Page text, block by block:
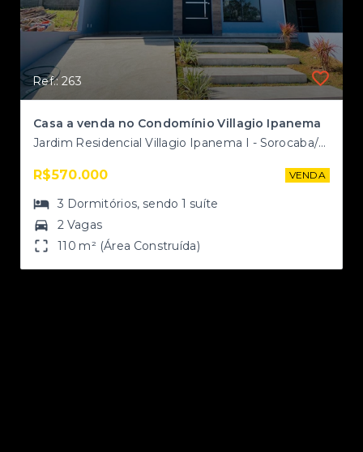
Ref.: 263
Casa a venda no Condomínio Villagio Ipanema
Jardim Residencial Villagio Ipanema I - Sorocaba/SP, Zona Norte
R$570.000 VENDA
3 Dormitórios, sendo1 suíte
2 Vagas
110 m² (Área Construída)